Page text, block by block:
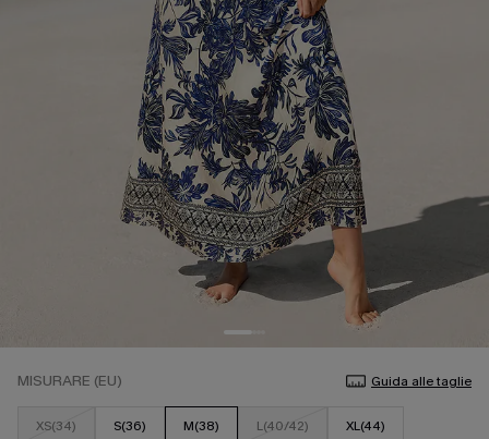
MISURARE (EU) Guida alle taglie
XS(34) S(36) M(38) L(40/42) XL(44)